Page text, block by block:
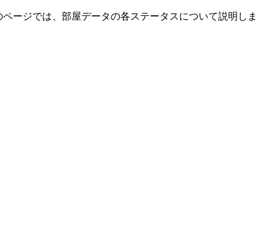
ージでは、部屋データの各ステータスについて説明しま